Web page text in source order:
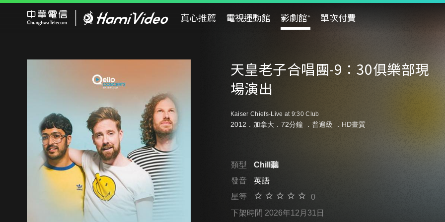
真心推薦 電視運動館 影劇館⁺ 單次付費
天皇老子合唱團-9：30俱樂部現
場演出
Kaiser Chiefs-Live at 9:30 Club
2012．加拿大．72分鐘 ． 普遍級 ．HD畫質
類型
Chill聽
發音
英語
星等
0
下架時間 2026年12月31日